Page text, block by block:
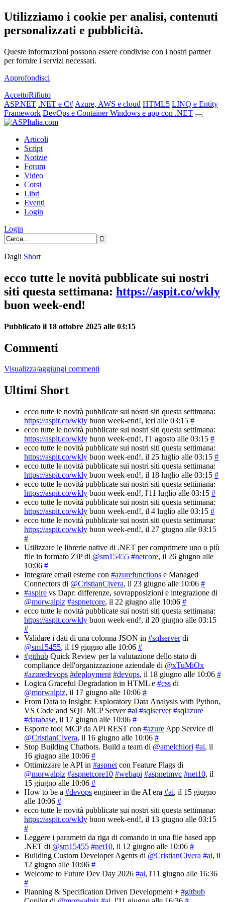
Utilizziamo i cookie per analisi, contenuti
personalizzati e pubblicità.
Queste informazioni possono essere condivise con i nostri partner
per fornire i servizi necessari.
Approfondisci
AccettoRifiuto
ASP.NET .NET e C# Azure, AWS e cloud HTML5 LINQ e Entity
Framework DevOps e ContainerWindows e app con .NET
Articoli
Script
Notizie
Forum
Video
Corsi
Libri
Eventi
Login
Login
Dagli Short
ecco tutte le novità pubblicate sui nostri
siti questa settimana: https://aspit.co/wkly
buon week-end!
Pubblicato il 18 ottobre 2025 alle 03:15
Commenti
Visualizza/aggiungi commenti
Ultimi Short
ecco tutte le novità pubblicate sui nostri siti questa settimana:
https://aspit.co/wkly buon week-end!, ieri alle 03:15 #
ecco tutte le novità pubblicate sui nostri siti questa settimana:
https://aspit.co/wkly buon week-end!, l'1 agosto alle 03:15 #
ecco tutte le novità pubblicate sui nostri siti questa settimana:
https://aspit.co/wkly buon week-end!, il 25 luglio alle 03:15 #
ecco tutte le novità pubblicate sui nostri siti questa settimana:
https://aspit.co/wkly buon week-end!, il 18 luglio alle 03:15 #
ecco tutte le novità pubblicate sui nostri siti questa settimana:
https://aspit.co/wkly buon week-end!, l'11 luglio alle 03:15 #
ecco tutte le novità pubblicate sui nostri siti questa settimana:
https://aspit.co/wkly buon week-end!, il 4 luglio alle 03:15 #
ecco tutte le novità pubblicate sui nostri siti questa settimana:
https://aspit.co/wkly buon week-end!, il 27 giugno alle 03:15
#
Utilizzare le librerie native di .NET per comprimere uno o più
file in formato ZIP di @sm15455 #netcore, il 26 giugno alle
10:06 #
Integrare email esterne con #azurefunctions e Managed
Connectors di @CristianCivera, il 23 giugno alle 10:06 #
#aspire vs Dapr: differenze, sovrapposizioni e integrazione di
@morwalpiz #aspnetcore, il 22 giugno alle 10:06 #
ecco tutte le novità pubblicate sui nostri siti questa settimana:
https://aspit.co/wkly buon week-end!, il 20 giugno alle 03:15
#
Validare i dati di una colonna JSON in #sqlserverdi
@sm15455, il 19 giugno alle 10:06 #
#github Quick Review per la valutazione dello stato di
compliance dell'organizzazione aziendale di @xTuMiOx
#azuredevops #deployment #devops, il 18 giugno alle 10:06 #
Logica Graceful Degradation in HTML e #css di
@morwalpiz, il 17 giugno alle 10:06 #
From Data to Insight: Exploratory Data Analysis with Python,
VS Code and SQL MCP Server#ai #sqlserver #sqlazure
#database, il 17 giugno alle 10:06 #
Esporre tool MCP da API REST con #azure App Service di
@CristianCivera, il 16 giugno alle 10:06 #
Stop Building Chatbots. Build a team di @amelchiori #ai, il
16 giugno alle 10:06 #
Ottimizzare le API in #aspnet con Feature Flags di
@morwalpiz #aspnetcore10 #webapi #aspnetmvc #net10, il
15 giugno alle 10:06 #
How to be a #devops engineer in the AI era #ai, il 15 giugno
alle 10:06 #
ecco tutte le novità pubblicate sui nostri siti questa settimana:
https://aspit.co/wkly buon week-end!, il 13 giugno alle 03:15
#
Leggere i parametri da riga di comando in una file based app
.NET di @sm15455 #net10, il 12 giugno alle 10:06 #
Building Custom Developer Agents di @CristianCivera #ai, il
12 giugno alle 10:06 #
Welcome to Future Dev Day 2026 #ai, l'11 giugno alle 16:36
#
Planning & Specification Driven Development + #github